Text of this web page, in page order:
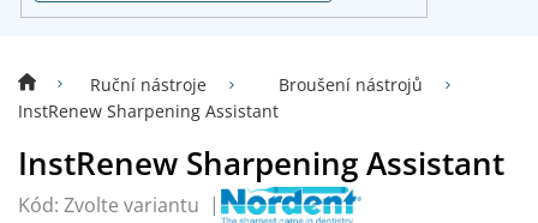
Ruční nástroje
Broušení nástrojů
InstRenew Sharpening Assistant
InstRenew Sharpening Assistant
Kód: Zvolte variantu